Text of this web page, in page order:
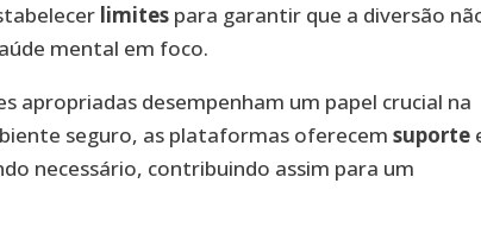
limites para garantir que a diversão
mental em foco.
apropriadas desempenham um papel crucial na
seguro, as plataformas oferecemsuporte
necessário, contribuindo assim para um